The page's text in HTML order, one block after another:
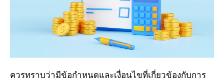
ควรทราบว่ามีข้อกำหนดและเงื่อนไขที่เกี่ยวข้องกับการ